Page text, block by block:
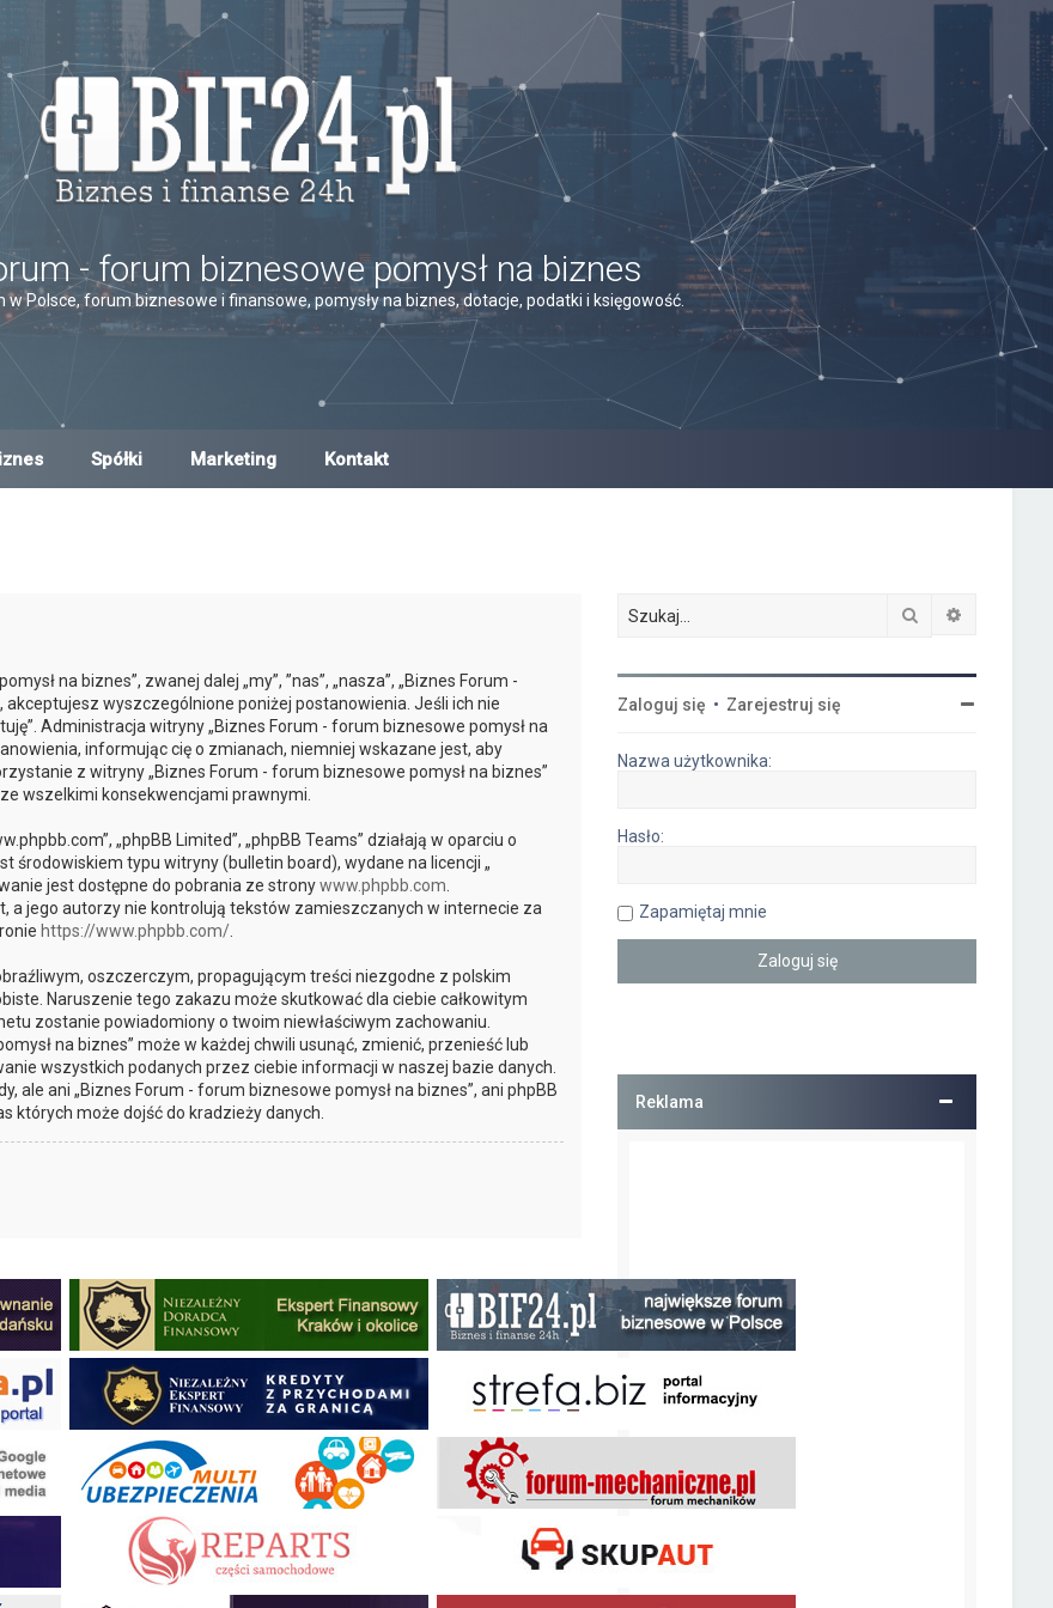
- forum biznesowe pomysł na biznes
w Polsce, forum biznesowe i finansowe, pomysły na biznes, dotacje, podatki i księgowość.
Spółki Marketing Kontakt
na biznes”, zwanej dalej „my”, ”nas”, „nasza”, „Biznes Forum -
wyszczególnione poniżej postanowienia. Jeśli ich nie
Administracja witryny „Biznes Forum - forum biznesowe pomysł na
informując cię o zmianach, niemniej wskazane jest, aby
z witryny „Biznes Forum - forum biznesowe pomysł na biznes”
wszelkimi konsekwencjami prawnymi.
„phpBB Limited”, „phpBB Teams” działają w oparciu o
typu witryny (bulletin board), wydane na licencji „
jest dostępne do pobrania ze stronywww.phpbb.com
a jego autorzy nie kontrolują tekstów zamieszczanych w internecie za
https://www.phpbb.com/.
oszczerczym, propagującym treści niezgodne z polskim
Naruszenie tego zakazu może skutkować dla ciebie całkowitym
zostanie powiadomiony o twoim niewłaściwym zachowaniu.
na biznes” może w każdej chwili usunąć, zmienić, przenieść lub
wszystkich podanych przez ciebie informacji w naszej bazie danych.
ale ani „Biznes Forum - forum biznesowe pomysł na biznes”, ani phpBB
których może dojść do kradzieży danych.
Szukaj
Zaloguj się • Zarejestruj się
Nazwa użytkownika:
Hasło:
Zapamiętaj mnie
Reklama